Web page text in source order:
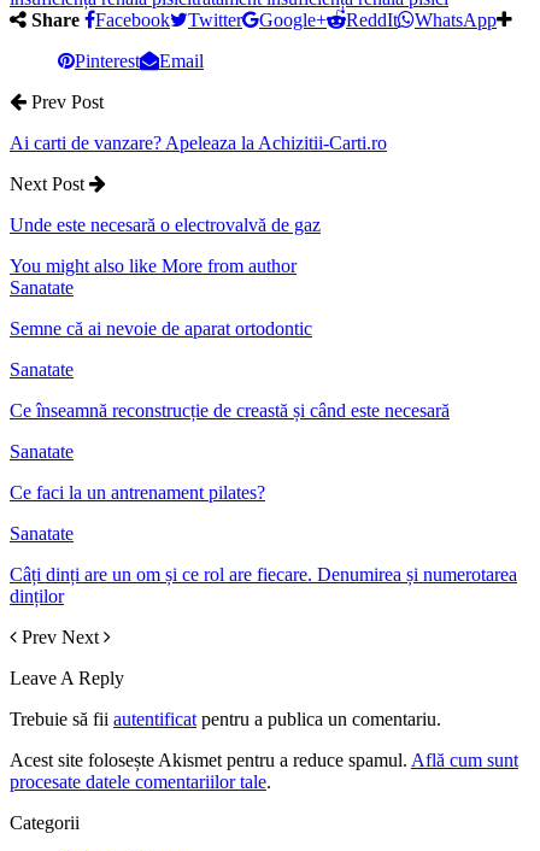
Share
Facebook Twitter Google+ ReddIt
WhatsApp
Pinterest
Email
Prev Post
Ai carti de vanzare? Apeleaza la Achizitii-Carti.ro
Next Post
Unde este necesară o electrovalvă de gaz
You might also like More from author
Sanatate
Semne că ai nevoie de aparat ortodontic
Sanatate
Ce înseamnă reconstrucție de creastă și când este necesară
Sanatate
Ce faci la un antrenament pilates?
Sanatate
Câți dinți are un om și ce rol are fiecare. Denumirea și numerotarea
dinților
Prev Next
Leave A Reply
Trebuie să fii autentificat pentru a publica un comentariu.
Acest site folosește Akismet pentru a reduce spamul. Află cum sunt
procesate datele comentariilor tale.
Categorii